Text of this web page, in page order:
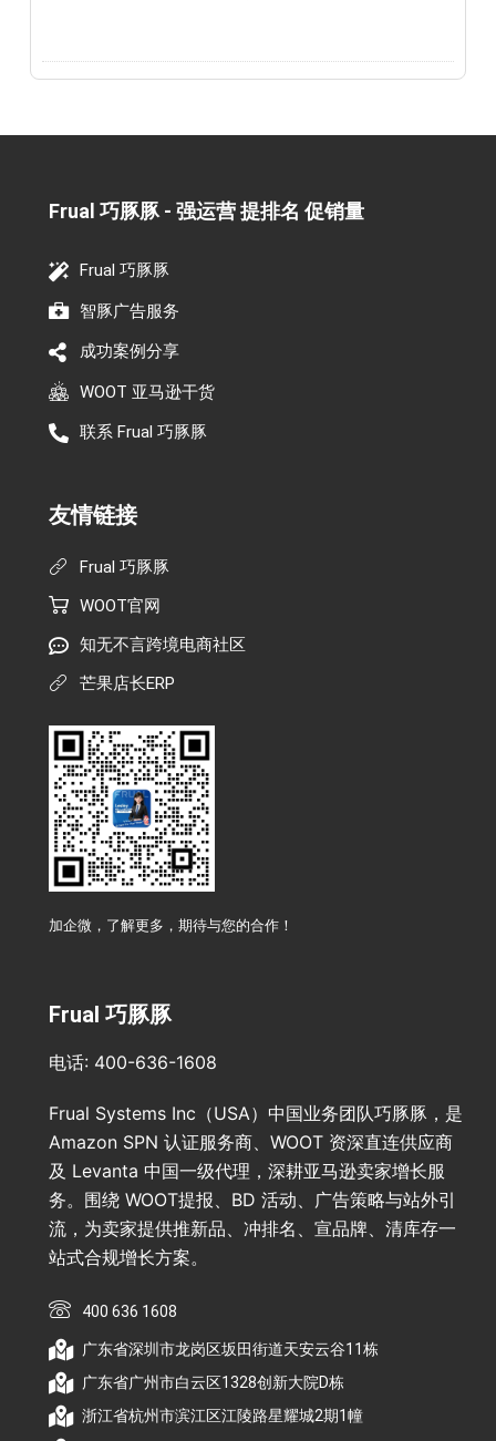
Frual 巧豚豚 - 强运营 提排名 促销量​
Frual 巧豚豚
智豚广告服务
成功案例分享
WOOT 亚马逊干货
联系 Frual 巧豚豚
友情链接
Frual 巧豚豚
WOOT官网
知无不言跨境电商社区
芒果店长ERP
加企微，了解更多，期待与您的合作！
Frual 巧豚豚
电话: 400-636-1608
Frual Systems Inc（USA）中国业务团队巧豚豚，是
Amazon SPN 认证服务商、WOOT 资深直连供应商
及 Levanta 中国一级代理，深耕亚马逊卖家增长服
务。围绕 WOOT提报、BD 活动、广告策略与站外引
流，为卖家提供推新品、冲排名、宣品牌、清库存一
站式合规增长方案。
400 636 1608
广东省深圳市龙岗区坂田街道天安云谷11栋
广东省广州市白云区1328创新大院D栋
浙江省杭州市滨江区江陵路星耀城2期1幢